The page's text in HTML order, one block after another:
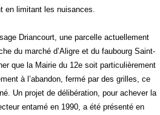
en limitant les nuisances.
Driancourt, une parcelle actuellement
du marché d’Aligre et du faubourg Saint-
que la Mairie du 12e soit particulièrement
à l’abandon, fermé par des grilles, ce
Un projet de délibération, pour achever la
entamé en 1990, a été présenté en